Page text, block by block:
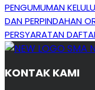
Navigasi
pos
Previous
Post
PENGUMUMAN
DAN PERPINDAHAN
Next
Post
PERSYARATAN
KONTAK KAMI